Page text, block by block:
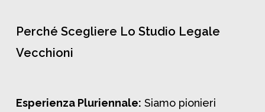
Perché Scegliere Lo Studio Legale
Vecchioni
Esperienza Pluriennale: Siamo pionieri